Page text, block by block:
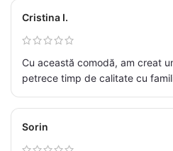
Cristina I.
Cu această comodă, am creat
petrece timp de calitate cu
Sorin